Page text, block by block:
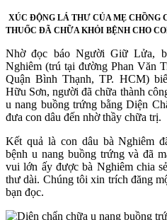
XÚC ĐỘNG LÁ THƯ CỦA MẸ CHỒNG
THUỐC ĐÃ CHỮA KHỎI BỆNH CHO
Nhờ đọc báo Người Giữ Lửa,
Nghiêm (trú tại đường Phan Văn
Quận Bình Thạnh, TP. HCM)
Hữu Sơn, người đã chữa thành
u nang buồng trứng bằng Diện
đưa con dâu đến nhờ thầy chữa trị.
Kết quả là con dâu bà Nghiêm
bệnh u nang buồng trứng và đã
vui lớn ấy được bà Nghiêm chia
thư dài. Chúng tôi xin trích đăng
bạn đọc.